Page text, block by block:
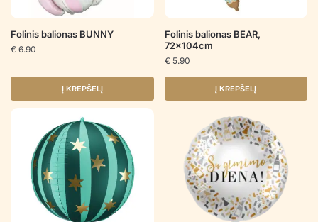
Folinis balionas BUNNY
€ 6.90
Į KREPŠELĮ
Folinis balionas BEAR,
72x104cm
€ 5.90
Į KREPŠELĮ